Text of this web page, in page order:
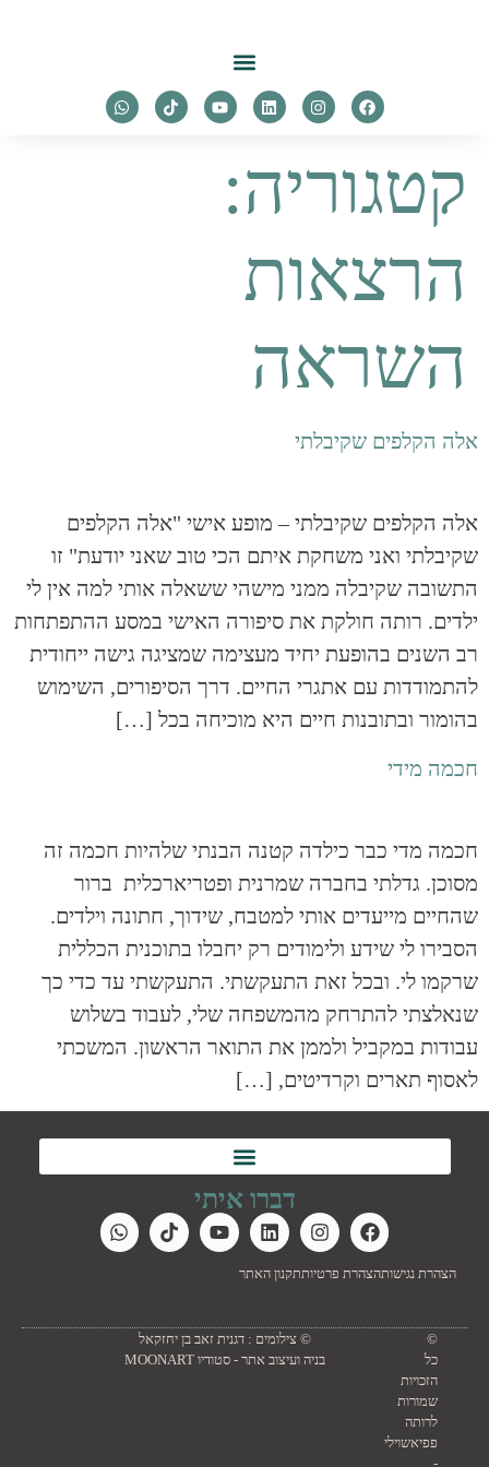
קטגוריה:
הרצאות
השראה
אלה הקלפים שקיבלתי
אלה הקלפים שקיבלתי – מופע אישי "אלה הקלפים
שקיבלתי ואני משחקת איתם הכי טוב שאני יודעת" זו
התשובה שקיבלה ממני מישהי ששאלה אותי למה אין לי
ילדים. רותה חולקת את סיפורה האישי במסע ההתפתחות
רב השנים בהופעת יחיד מעצימה שמציגה גישה ייחודית
להתמודדות עם אתגרי החיים. דרך הסיפורים, השימוש
בהומור ובתובנות חיים היא מוכיחה בכל […]
חכמה מידי
חכמה מדי כבר כילדה קטנה הבנתי שלהיות חכמה זה
מסוכן. גדלתי בחברה שמרנית ופטריארכלית ברור
שהחיים מייעדים אותי למטבח, שידוך, חתונה וילדים.
הסבירו לי שידע ולימודים רק יחבלו בתוכנית הכללית
שרקמו לי. ובכל זאת התעקשתי. התעקשתי עד כדי כך
שנאלצתי להתרחק מהמשפחה שלי, לעבוד בשלוש
עבודות במקביל ולממן את התואר הראשון. המשכתי
לאסוף תארים וקרדיטים, […]
דברו איתי
הצהרת נגישותהצהרת פרטיותתקנון האתר
©
כל
הזכויות
שמורות
לרותה
פפיאשוילי
-
© צילומים : דגנית זאב בן יחזקאל
בניה ועיצוב אתר - סטודיו MOONART